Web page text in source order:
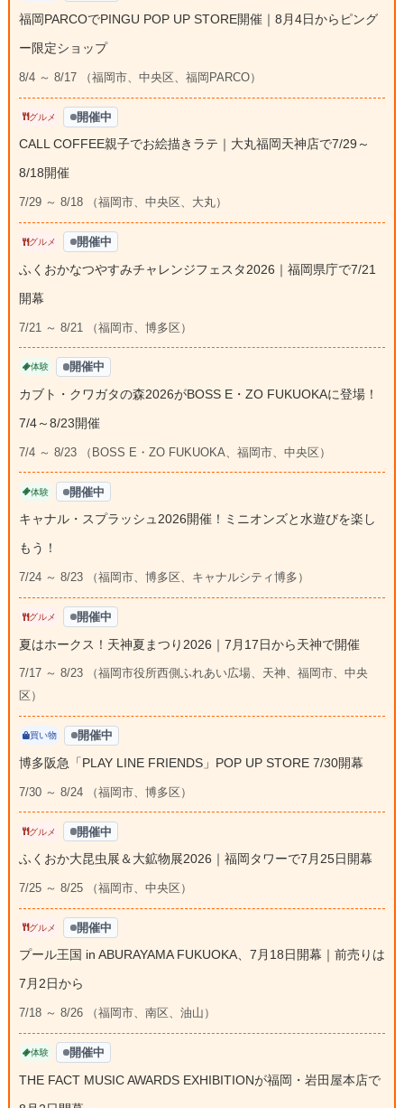
福岡PARCOでPINGU POP UP STORE開催｜8月4日からピング
ー限定ショップ
8/4 ～ 8/17 （福岡市、中央区、福岡PARCO）
グルメ 開催中
CALL COFFEE親子でお絵描きラテ｜大丸福岡天神店で7/29～
8/18開催
7/29 ～ 8/18 （福岡市、中央区、大丸）
グルメ 開催中
ふくおかなつやすみチャレンジフェスタ2026｜福岡県庁で7/21
開幕
7/21 ～ 8/21 （福岡市、博多区）
体験 開催中
カブト・クワガタの森2026がBOSS E・ZO FUKUOKAに登場！
7/4～8/23開催
7/4 ～ 8/23 （BOSS E・ZO FUKUOKA、福岡市、中央区）
体験 開催中
キャナル・スプラッシュ2026開催！ミニオンズと水遊びを楽し
もう！
7/24 ～ 8/23 （福岡市、博多区、キャナルシティ博多）
グルメ 開催中
夏はホークス！天神夏まつり2026｜7月17日から天神で開催
7/17 ～ 8/23 （福岡市役所西側ふれあい広場、天神、福岡市、中央
区）
買い物 開催中
博多阪急「PLAY LINE FRIENDS」POP UP STORE 7/30開幕
7/30 ～ 8/24 （福岡市、博多区）
グルメ 開催中
ふくおか大昆虫展＆大鉱物展2026｜福岡タワーで7月25日開幕
7/25 ～ 8/25 （福岡市、中央区）
グルメ 開催中
プール王国 in ABURAYAMA FUKUOKA、7月18日開幕｜前売りは
7月2日から
7/18 ～ 8/26 （福岡市、南区、油山）
体験 開催中
THE FACT MUSIC AWARDS EXHIBITIONが福岡・岩田屋本店で